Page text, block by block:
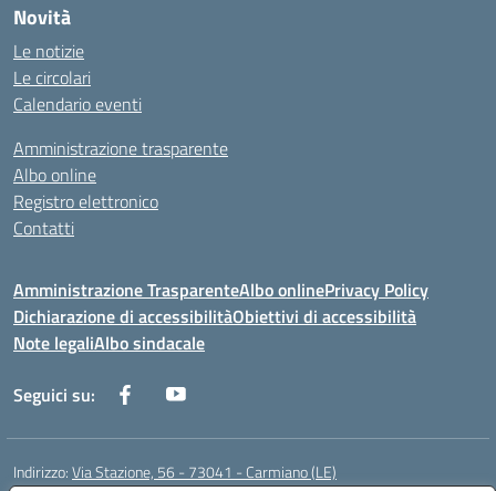
Novità
Le notizie
Le circolari
Calendario eventi
Amministrazione trasparente
Albo online
Registro elettronico
Contatti
Amministrazione TrasparenteAlbo onlinePrivacy Policy
Dichiarazione di accessibilitàObiettivi di accessibilità
Note legaliAlbo sindacale
Seguici su:
Indirizzo:Via Stazione, 56 - 73041 - Carmiano (LE)